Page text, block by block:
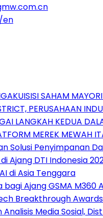
en
SAHAM
PERUSAHAAN
LANGKAH KEDUA
MEREK MEWAH
Solusi Penyimpanan
Ajang DTI Indonesia
di Asia Tenggara
Ajang GSMA M360
Breakthrough
Media Sosial,